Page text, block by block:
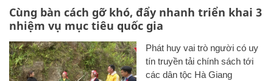
Cùng bàn cách gỡ khó, đẩy nhanh triển khai 3
nhiệm vụ mục tiêu quốc gia
Phát huy vai trò người có uy
tín truyền tải chính sách tới
các dân tộc Hà Giang